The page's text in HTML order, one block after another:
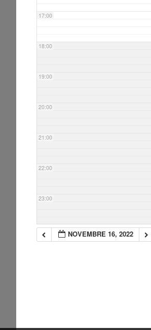
17:00
18:00
19:00
20:00
21:00
22:00
23:00
NOVEMBRE 16, 2022